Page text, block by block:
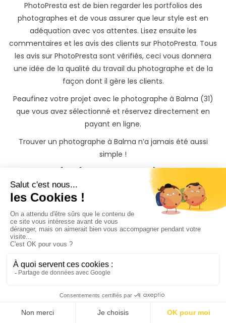
PhotoPresta est de bien regarder les portfolios des
photographes et de vous assurer que leur style est en
adéquation avec vos attentes. Lisez ensuite les
commentaires et les avis des clients sur PhotoPresta. Tous
les avis sur PhotoPresta sont vérifiés, ceci vous donnera
une idée de la qualité du travail du photographe et de la
façon dont il gère les clients.
Peaufinez votre projet avec le photographe à Balma (31)
que vous avez sélectionné et réservez directement en
payant en ligne.
Trouver un photographe à Balma n’a jamais été aussi
simple !
Votre événement à Balma
mérite
les plus belles
photos
La réservation de votre séance photo à Balma et partout
dans le département Haute-Garonne est totalement
sécurisée sur PhotoPresta via notre prestataire de
paiement Stripe.
Grâce à notre prestataire de paiement Stripe, la
sécurisée sur PhotoPresta.